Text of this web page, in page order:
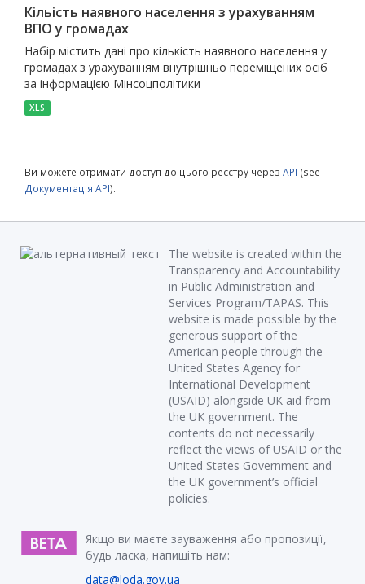
Кільість наявного населення з урахуванням
ВПО у громадах
Набір містить дані про кількість наявного населення у
громадах з урахуванням внутрішньо переміщених осіб
за інформацією Мінсоцполітики
XLS
Ви можете отримати доступ до цього реєстру через API (see
Документація API).
The website is created within the
Transparency and Accountability
in Public Administration and
Services Program/TAPAS. This
website is made possible by the
generous support of the
American people through the
United States Agency for
International Development
(USAID) alongside UK aid from
the UK government. The
contents do not necessarily
reflect the views of USAID or the
United States Government and
the UK government’s official
policies.
Якщо ви маєте зауваження або пропозиції,
будь ласка, напишіть нам:
data@loda.gov.ua